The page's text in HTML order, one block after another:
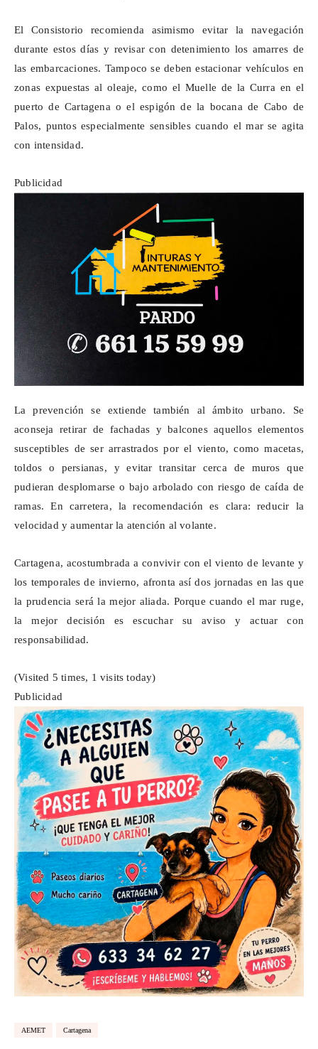
El Consistorio recomienda asimismo evitar la navegación
durante estos días y revisar con detenimiento los amarres de
las embarcaciones. Tampoco se deben estacionar vehículos en
zonas expuestas al oleaje, como el Muelle de la Curra en el
puerto de Cartagena o el espigón de la bocana de Cabo de
Palos, puntos especialmente sensibles cuando el mar se agita
con intensidad.
Publicidad
La prevención se extiende también al ámbito urbano. Se
aconseja retirar de fachadas y balcones aquellos elementos
susceptibles de ser arrastrados por el viento, como macetas,
toldos o persianas, y evitar transitar cerca de muros que
pudieran desplomarse o bajo arbolado con riesgo de caída de
ramas. En carretera, la recomendación es clara: reducir la
velocidad y aumentar la atención al volante.
Cartagena, acostumbrada a convivir con el viento de levante y
los temporales de invierno, afronta así dos jornadas en las que
la prudencia será la mejor aliada. Porque cuando el mar ruge,
la mejor decisión es escuchar su aviso y actuar con
responsabilidad.
(Visited 5 times, 1 visits today)
Publicidad
AEMET Cartagena